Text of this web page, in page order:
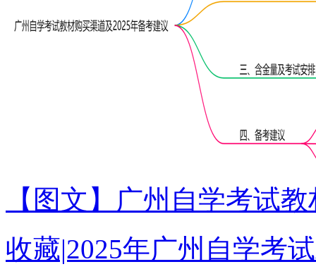
【图文】广州自学考试
收藏|2025年广州自学考